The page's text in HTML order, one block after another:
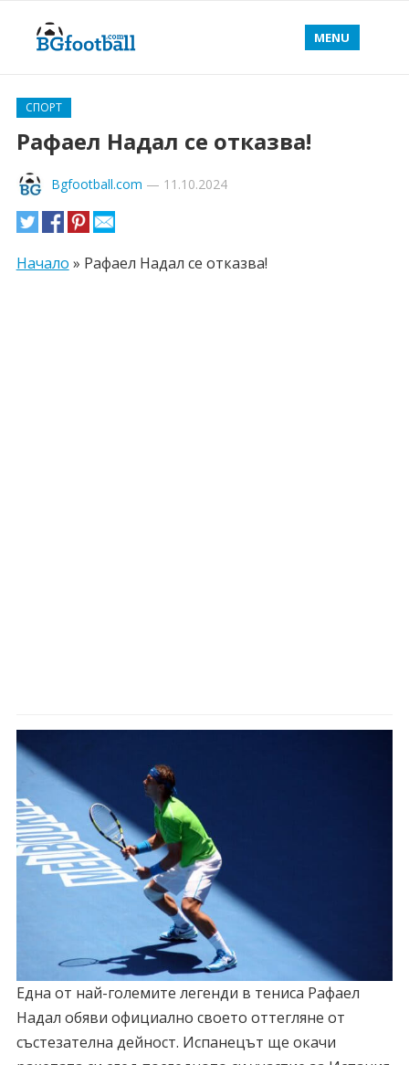
MENU
СПОРТ
Рафаел Надал се отказва!
Bgfootball.com — 11.10.2024
Начало » Рафаел Надал се отказва!
Една от най-големите легенди в тениса Рафаел
Надал обяви официално своето оттегляне от
състезателна дейност. Испанецът ще окачи